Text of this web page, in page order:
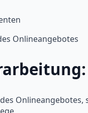
Onlineangebotes
Onlineangebotes,